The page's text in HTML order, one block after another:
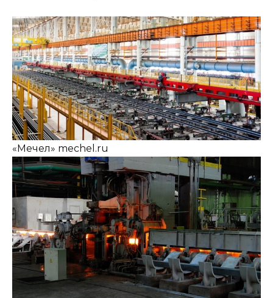
«Мечел» mechel.ru